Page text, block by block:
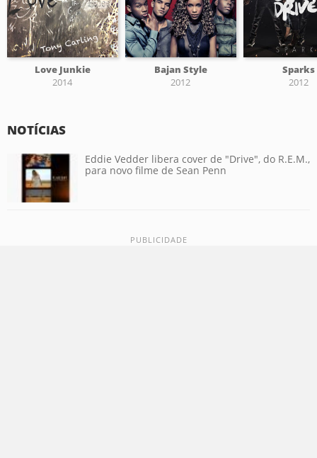
Love Junkie
2014
Bajan Style
2012
Sparks
2012
NOTÍCIAS
Eddie Vedder libera cover de "Drive", do R.E.M.,
para novo filme de Sean Penn